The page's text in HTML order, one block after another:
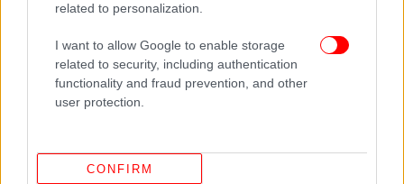
related to personalization.
I want to allow Google to enable storage
related to security, including authentication
functionality and fraud prevention, and other
user protection.
CONFIRM